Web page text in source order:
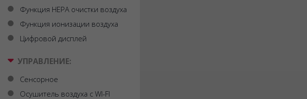
Функция HEPA очистки воздуха
Функция ионизации воздуха
Цифровой дисплей
УПРАВЛЕНИЕ:
Сенсорное
Осушитель воздуха с WI-FI